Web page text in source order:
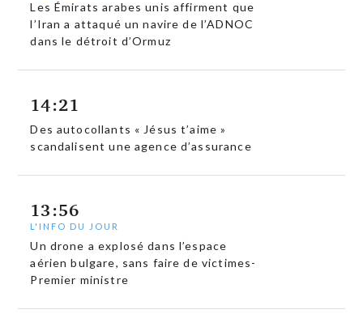
Les Émirats arabes unis affirment que
l’Iran a attaqué un navire de l’ADNOC
dans le détroit d’Ormuz
14:21
Des autocollants « Jésus t’aime »
scandalisent une agence d’assurance
13:56
L'INFO DU JOUR
Un drone a explosé dans l’espace
aérien bulgare, sans faire de victimes-
Premier ministre